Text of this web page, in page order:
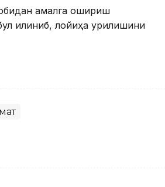
амалга ошириш
қилиниб, лойиҳа қурилишини